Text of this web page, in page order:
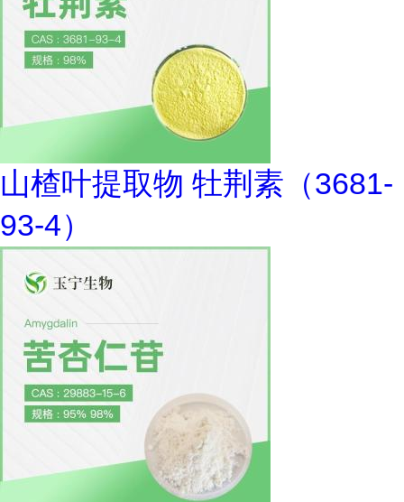
山楂叶提取物 牡荆素（3681-
93-4）